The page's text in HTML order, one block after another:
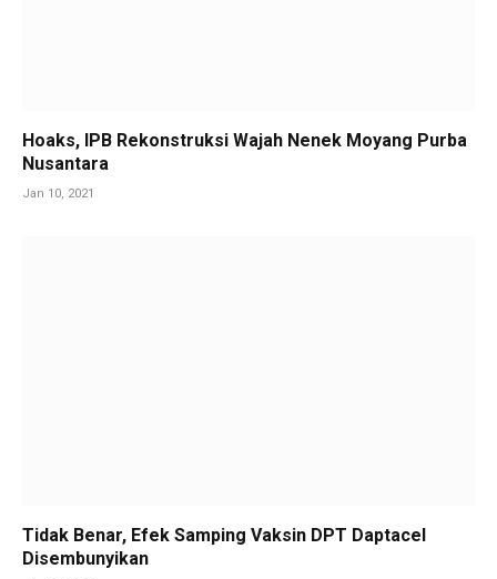
Hoaks, IPB Rekonstruksi Wajah Nenek Moyang Purba
Nusantara
Jan 10, 2021
Tidak Benar, Efek Samping Vaksin DPT Daptacel
Disembunyikan